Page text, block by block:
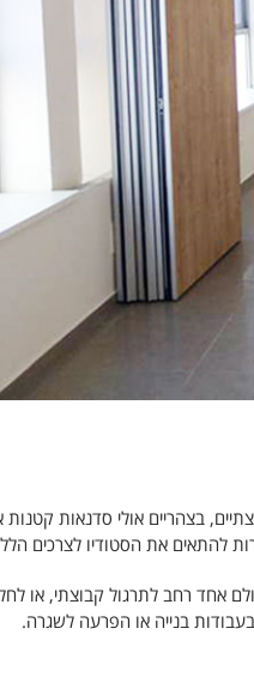
בצהריים אולי סדנאות קטנות
להתאים את הסטודיו לצרכים
אחד רחב לתרגול קבוצתי, או
בנייה או הפרעה לשגרה.